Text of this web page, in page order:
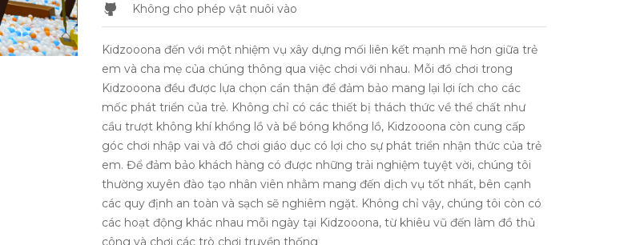
Không cho phép vật nuôi vào
Kidzooona đến với một nhiệm vụ xây dựng mối liên kết mạnh mẽ hơn giữa trẻ
em và cha mẹ của chúng thông qua việc chơi với nhau. Mỗi đồ chơi trong
Kidzooona đều được lựa chọn cẩn thận để đảm bảo mang lại lợi ích cho các
mốc phát triển của trẻ. Không chỉ có các thiết bị thách thức về thể chất như
cầu trượt không khí khổng lồ và bể bóng khổng lồ, Kidzooona còn cung cấp
góc chơi nhập vai và đồ chơi giáo dục có lợi cho sự phát triển nhận thức của trẻ
em. Để đảm bảo khách hàng có được những trải nghiệm tuyệt vời, chúng tôi
thường xuyên đào tạo nhân viên nhằm mang đến dịch vụ tốt nhất, bên cạnh
các quy định an toàn và sạch sẽ nghiêm ngặt. Không chỉ vậy, chúng tôi còn có
các hoạt động khác nhau mỗi ngày tại Kidzooona, từ khiêu vũ đến làm đồ thủ
công và chơi các trò chơi truyền thống